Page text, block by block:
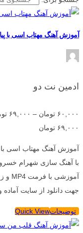
آموزش آهنگ مهتاب اسی با
ادمین نت دو
۶۰,۰۰۰ تومان – ۶۹,۰۰۰
۶۹,۰۰۰ تومان
آموزش آهنگ مهتاب اسی با
با آهنگ سازی شهرام
جهت دانلود از سایت آماده
توضیحاتQuick View